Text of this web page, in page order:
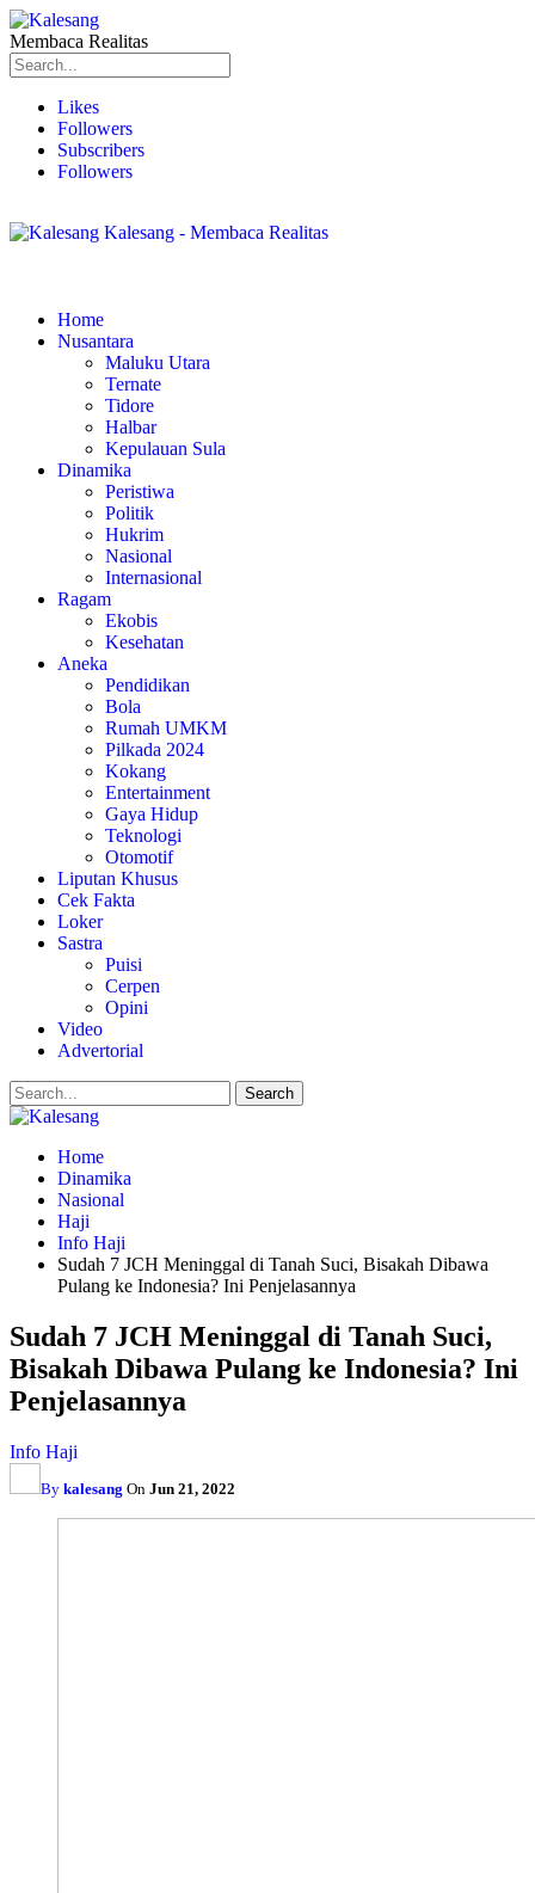
Membaca Realitas
Likes
Followers
Subscribers
Followers
Kalesang - Membaca Realitas
Home
Nusantara
Maluku Utara
Ternate
Tidore
Halbar
Kepulauan Sula
Dinamika
Peristiwa
Politik
Hukrim
Nasional
Internasional
Ragam
Ekobis
Kesehatan
Aneka
Pendidikan
Bola
Rumah UMKM
Pilkada 2024
Kokang
Entertainment
Gaya Hidup
Teknologi
Otomotif
Liputan Khusus
Cek Fakta
Loker
Sastra
Puisi
Cerpen
Opini
Video
Advertorial
Home
Dinamika
Nasional
Haji
Info Haji
Sudah 7 JCH Meninggal di Tanah Suci, Bisakah Dibawa
Pulang ke Indonesia? Ini Penjelasannya
Sudah 7 JCH Meninggal di Tanah Suci,
Bisakah Dibawa Pulang ke Indonesia? Ini
Penjelasannya
Info Haji
By kalesang On Jun 21, 2022